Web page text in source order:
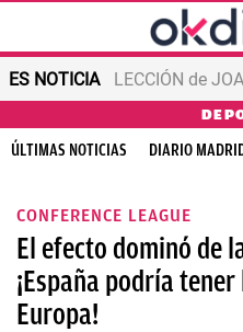
ES NOTICIA LECCIÓN de
ÚLTIMAS NOTICIAS DIARIO
CONFERENCE LEAGUE
El efecto dominó de
¡España podría
Europa!